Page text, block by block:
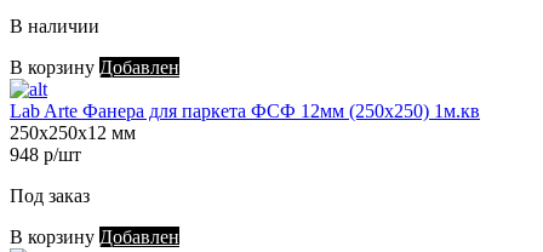
В наличии
В корзину Добавлен
Lab Arte Фанера для паркета ФСФ 12мм (250х250) 1м.кв
250х250х12 мм
948 р/шт
Под заказ
В корзину Добавлен